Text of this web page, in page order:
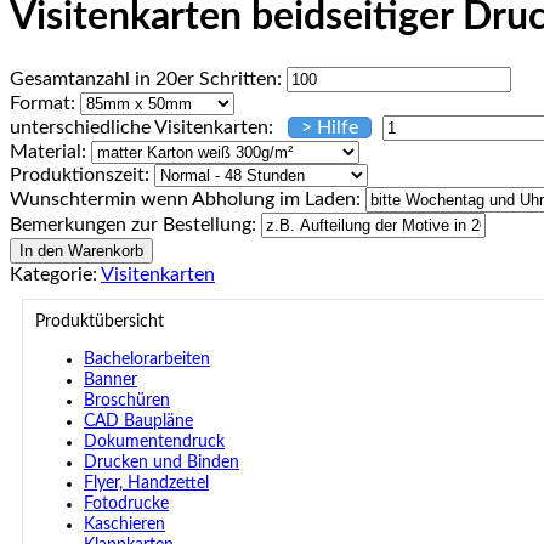
Visitenkarten beidseitiger
Gesamtanzahl in 20er Schritten:
Format:
unterschiedliche Visitenkarten:
Material:
Produktionszeit:
Wunschtermin wenn Abholung im Laden:
Bemerkungen zur Bestellung:
In den Warenkorb
Kategorie: Visitenkarten
Produktübersicht
Bachelorarbeiten
Banner
Broschüren
CAD Baupläne
Dokumentendruck
Drucken und Binden
Flyer, Handzettel
Fotodrucke
Kaschieren